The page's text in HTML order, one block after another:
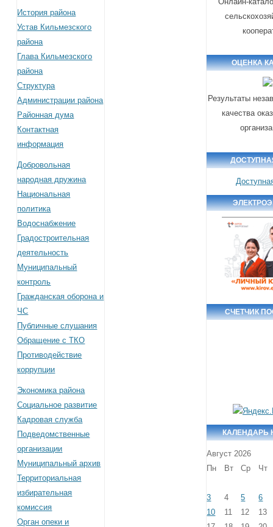
История района
Устав Кильмезского
района
Глава Кильмезского
района
Структура
Администрации района
Районная дума
Контактная
информация
Добровольная
народная дружина
Национальная
политика
Водоснабжение
Градостроительная
деятельность
Муниципальный
контроль
Гражданская оборона и
ЧС
Публичные слушания
Обращение с ТКО
Противодействие
коррупции
Экономика района
Социальное развитие
Кадровая служба
Подведомственные
организации
Муниципальный архив
Территориальная
избирательная
комиссия
Орган опеки и
ОЦЕНКА
Результаты
качества
СЧЕТЧИК
КАЛЕНДАРЬ
Август 2026
Пн
Вт Ср Чт
3 4 5
6
10
11 12
13